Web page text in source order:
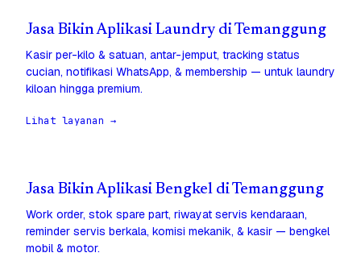
Jasa Bikin Aplikasi Laundry di Temanggung
Kasir per-kilo & satuan, antar-jemput, tracking status
cucian, notifikasi WhatsApp, & membership — untuk laundry
kiloan hingga premium.
Lihat layanan →
Jasa Bikin Aplikasi Bengkel di Temanggung
Work order, stok spare part, riwayat servis kendaraan,
reminder servis berkala, komisi mekanik, & kasir — bengkel
mobil & motor.